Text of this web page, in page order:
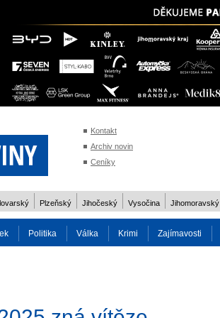
Kontakt
Archiv novin
Ceníky
Plzeňský Jihočeský Vysočina Jihomoravský
Politika Válka Krimi Zajímavosti